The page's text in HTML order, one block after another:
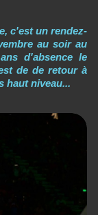
c'est un rendez-
au soir au
d'absence le
de de retour à
haut niveau...